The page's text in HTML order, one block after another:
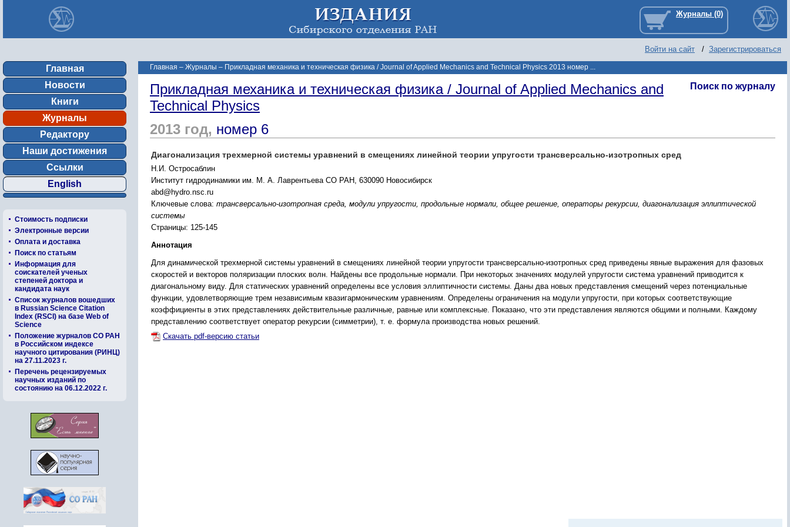
Войти на сайт / Зарегистрироваться
Главная
Новости
Книги
Журналы
Редактору
Наши достижения
Ссылки
English
Стоимость подписки
Электронные версии
Оплата и доставка
Поиск по статьям
Информация для
соискателей ученых
степеней доктора и
кандидата наук
Список журналов вошедших
в Russian Science Citation
Index (RSCI) на базе Web of
Science
Положение журналов СО РАН
в Российском индексе
научного цитирования (РИНЦ)
на 27.11.2023 г.
Перечень рецензируемых
научных изданий по
состоянию на 06.12.2022 г.
Главная – Журналы – Прикладная механика и техническая физика / Journal of Applied Mechanics and Technical Physics 2013 номер ...
Поиск по журналу
Прикладная механика и техническая физика / Journal of Applied Mechanics and
Technical Physics
2013 год, номер 6
Диагонализация трехмерной системы уравнений в смещениях линейной теории упругости трансверсально-изотропных сред
Н.И. Остросаблин
Институт гидродинамики им. М. А. Лаврентьева СО РАН, 630090 Новосибирск
abd@hydro.nsc.ru
Ключевые слова: трансверсально-изотропная среда, модули упругости, продольные нормали, общее решение, операторы рекурсии, диагонализация эллиптической
системы
Страницы: 125-145
Аннотация
Для динамической трехмерной системы уравнений в смещениях линейной теории упругости трансверсально-изотропных сред приведены явные выражения для фазовых
скоростей и векторов поляризации плоских волн. Найдены все продольные нормали. При некоторых значениях модулей упругости система уравнений приводится к
диагональному виду. Для статических уравнений определены все условия эллиптичности системы. Даны два новых представления смещений через потенциальные
функции, удовлетворяющие трем независимым квазигармоническим уравнениям. Определены ограничения на модули упругости, при которых соответствующие
коэффициенты в этих представлениях действительные различные, равные или комплексные. Показано, что эти представления являются общими и полными. Каждому
представлению соответствует оператор рекурсии (симметрии), т. е. формула производства новых решений.
Скачать pdf-версию статьи